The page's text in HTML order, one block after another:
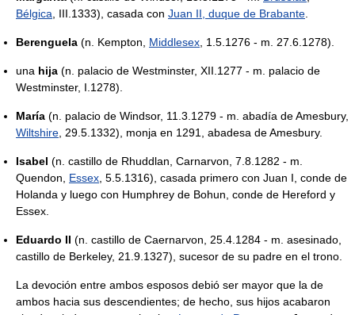
Bélgica, III.1333), casada con Juan II, duque de Brabante.
Berenguela (n. Kempton, Middlesex, 1.5.1276 - m. 27.6.1278).
una hija (n. palacio de Westminster, XII.1277 - m. palacio de
Westminster, I.1278).
María (n. palacio de Windsor, 11.3.1279 - m. abadía de Amesbury,
Wiltshire, 29.5.1332), monja en 1291, abadesa de Amesbury.
Isabel (n. castillo de Rhuddlan, Carnarvon, 7.8.1282 - m.
Quendon, Essex, 5.5.1316), casada primero con Juan I, conde de
Holanda y luego con Humphrey de Bohun, conde de Hereford y
Essex.
Eduardo II (n. castillo de Caernarvon, 25.4.1284 - m. asesinado,
castillo de Berkeley, 21.9.1327), sucesor de su padre en el trono.
La devoción entre ambos esposos debió ser mayor que la de
ambos hacia sus descendientes; de hecho, sus hijos acabaron